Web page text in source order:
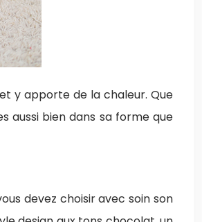
y apporte de la chaleur. Que
aussi bien dans sa forme que
devez choisir avec soin son